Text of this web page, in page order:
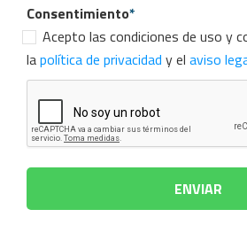
Consentimiento*
Acepto las condiciones de uso y
lapolítica de privacidad y el aviso